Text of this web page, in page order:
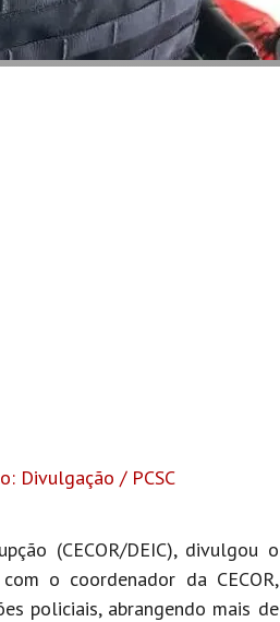
Divulgação / PCSC
(CECOR/DEIC), divulgou o
o coordenador da CECOR,
policiais, abrangendo mais de